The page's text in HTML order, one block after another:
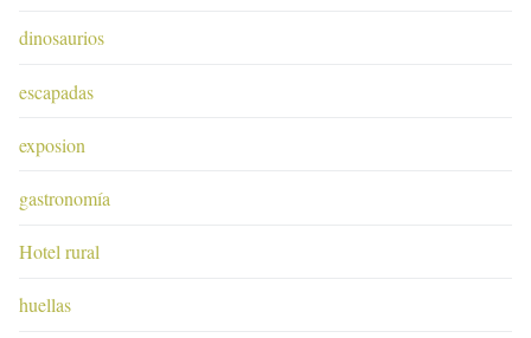
dinosaurios
escapadas
exposion
gastronomía
Hotel rural
huellas